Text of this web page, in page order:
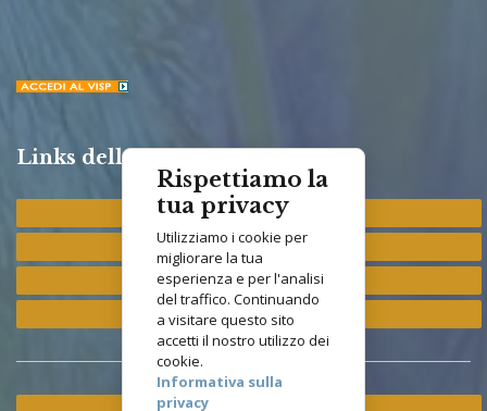
Rispettiamo la
tua privacy
Utilizziamo i cookie per
migliorare la tua
esperienza e per l'analisi
del traffico. Continuando
a visitare questo sito
accetti il nostro utilizzo dei
cookie.
Informativa sulla
privacy
Links della Congregazione
Provincia "St. Francis"
Provincia "M. Immacolata"
Provincia "S. Antonio"
Provincia "S. Elisabetta"